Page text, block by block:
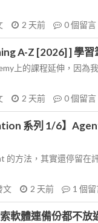
2 天前 0個留言
A-Z [2026] ] 學習
上的課程延伸，因為
2 天前 0個留言
系列 1/6】
的方法，其實還停留在
文 2 天前 1 個留
軟體連備份都不放